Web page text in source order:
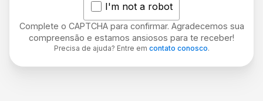
I'm not a robot
Complete o CAPTCHA para confirmar. Agradecemos sua
compreensão e estamos ansiosos para te receber!
Precisa de ajuda? Entre em contato conosco.